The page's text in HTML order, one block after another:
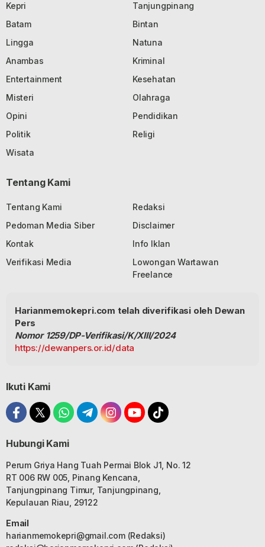
Kepri
Tanjungpinang
Batam
Bintan
Lingga
Natuna
Anambas
Kriminal
Entertainment
Kesehatan
Misteri
Olahraga
Opini
Pendidikan
Politik
Religi
Wisata
Tentang Kami
Tentang Kami
Redaksi
Pedoman Media Siber
Disclaimer
Kontak
Info Iklan
Verifikasi Media
Lowongan Wartawan
Freelance
Harianmemokepri.com telah diverifikasi oleh Dewan
Pers
Nomor 1259/DP-Verifikasi/K/XIII/2024
https://dewanpers.or.id/data
Ikuti Kami
Hubungi Kami
Perum Griya Hang Tuah Permai Blok J1, No. 12
RT 006 RW 005, Pinang Kencana,
Tanjungpinang Timur, Tanjungpinang,
Kepulauan Riau, 29122
Email
harianmemokepri@gmail.com(Redaksi)